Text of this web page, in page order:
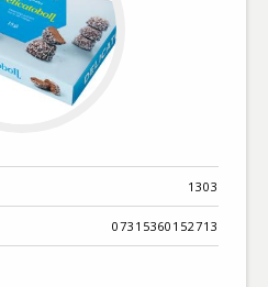
1303
07315360152713